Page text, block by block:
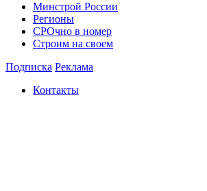
Минстрой России
Регионы
СРОчно в номер
Строим на своем
Подписка Реклама
Контакты